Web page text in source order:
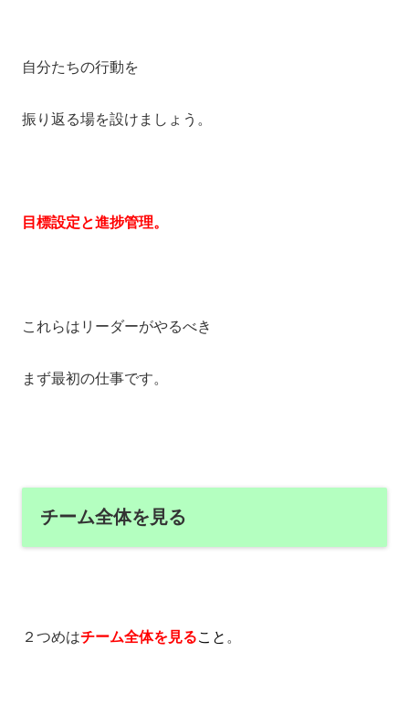
自分たちの行動を
振り返る場を設けましょう。
目標設定と進捗管理。
これらはリーダーがやるべき
まず最初の仕事です。
チーム全体を見る
２つめはチーム全体を見ること 。